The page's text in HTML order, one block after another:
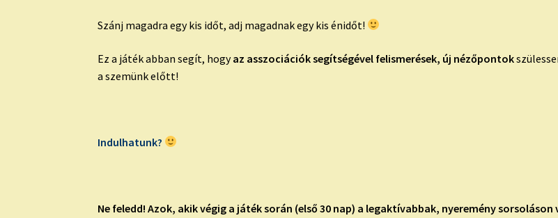
Szánj magadra egy kis időt, adj magadnak egy kis énidőt!
Ez a játék abban segít, hogyaz asszociációk segítségével felismerések, új nézőpontok
a szemünk előtt!
Indulhatunk?
Ne feledd! Azok, akik végig a játék során (első 30 nap) a legaktívabbak, nyeremény